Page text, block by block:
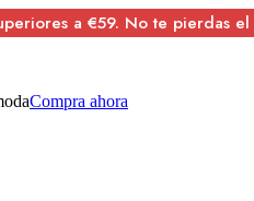
a €59. No te pierdas el
Compra ahora